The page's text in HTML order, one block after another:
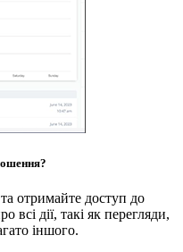
отримайте доступ до
всі дії, такі як перегляди,
іншого.